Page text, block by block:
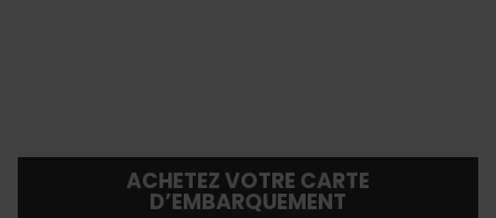
ACHETEZ VOTRE CARTE
D’EMBARQUEMENT